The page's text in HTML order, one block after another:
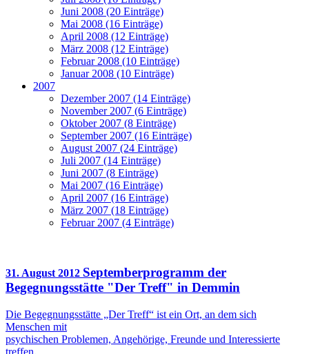
Juni 2008 (20 Einträge)
Mai 2008 (16 Einträge)
April 2008 (12 Einträge)
März 2008 (12 Einträge)
Februar 2008 (10 Einträge)
Januar 2008 (10 Einträge)
2007
Dezember 2007 (14 Einträge)
November 2007 (6 Einträge)
Oktober 2007 (8 Einträge)
September 2007 (16 Einträge)
August 2007 (24 Einträge)
Juli 2007 (14 Einträge)
Juni 2007 (8 Einträge)
Mai 2007 (16 Einträge)
April 2007 (16 Einträge)
März 2007 (18 Einträge)
Februar 2007 (4 Einträge)
31. August 2012 Septemberprogramm der
Begegnungsstätte "Der Treff" in Demmin
Die Begegnungsstätte „Der Treff“ ist ein Ort, an dem sich
Menschen mit
psychischen Problemen, Angehörige, Freunde und Interessierte